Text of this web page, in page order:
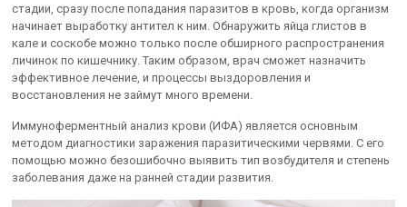
стадии, сразу после попадания паразитов в кровь, когда организм
начинает выработку антител к ним. Обнаружить яйца глистов в
кале и соскобе можно только после обширного распространения
личинок по кишечнику. Таким образом, врач сможет назначить
эффективное лечение, и процессы выздоровления и
восстановления не займут много времени.
Иммуноферментный анализ крови (ИФА) является основным
методом диагностики заражения паразитическими червями. С его
помощью можно безошибочно выявить тип возбудителя и степень
заболевания даже на ранней стадии развития.